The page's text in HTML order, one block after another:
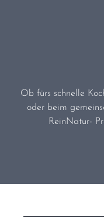
Ob fürs schnelle
oder beim
ReinNatur-